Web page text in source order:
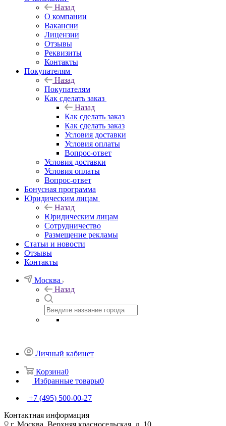
Назад
О компании
Вакансии
Лицензии
Отзывы
Реквизиты
Контакты
Покупателям
Назад
Покупателям
Как сделать заказ
Назад
Как сделать заказ
Как сделать заказ
Условия доставки
Условия оплаты
Вопрос-ответ
Условия доставки
Условия оплаты
Вопрос-ответ
Бонусная программа
Юридическим лицам
Назад
Юридическим лицам
Сотрудничество
Размещение рекламы
Статьи и новости
Отзывы
Контакты
Москва
Назад
Личный кабинет
Корзина0
Избранные товары0
+7 (495) 500-00-27
Контактная информация
г. Москва, Верхняя красносельская, д. 10